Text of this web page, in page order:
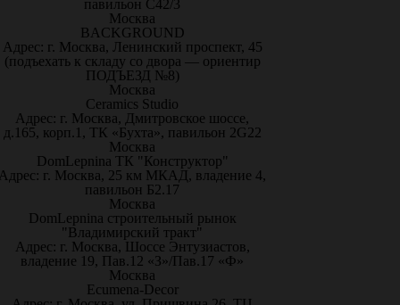
павильон С42/3
Москва
BACKGROUND
Адрес: г. Москва, Ленинский проспект, 45
(подъехать к складу со двора — ориентир
ПОДЪЕЗД №8)
Москва
Ceramics Studio
Адрес: г. Москва, Дмитровское шоссе,
д.165, корп.1, ТК «Бухта», павильон 2G22
Москва
DomLepnina ТК "Конструктор"
г. Москва, 25 км МКАД, владение 4,
павильон Б2.17
Москва
DomLepnina строительный рынок
"Владимирский тракт"
Адрес: г. Москва, Шоссе Энтузиастов,
владение 19, Пав.12 «З»/Пав.17 «Ф»
Москва
Ecumena-Decor